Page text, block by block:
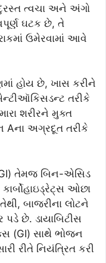
ત્વચા અને અંગો
ઘટક છે, તે
ઉમેરવામાં આવે
હોય છે, ખાસ કરીને
તરીકે
શરીરને મુક્ત
Aના અગ્રદૂત તરીકે
તેમજ બિન-એસિડ
ઓછા
બાજરીના લોટને
છે. ડાયાબિટીસ
(GI) સાથે ભોજન
રીતે નિયંત્રિત કરી